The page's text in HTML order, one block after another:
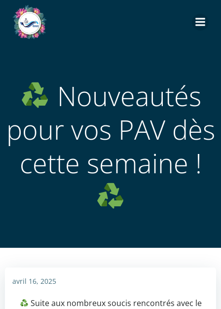
Nouveautés
pour vos PAV dès
cette semaine !
avril 16, 2025
Suite aux nombreux soucis rencontrés avec le